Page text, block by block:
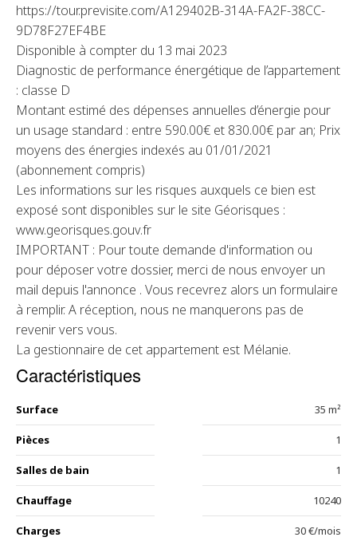
https://tour.previsite.com/A129402B-314A-FA2F-38CC-
9D78F27EF4BE
Disponible à compter du 13 mai 2023
Diagnostic de performance énergétique de l’appartement
: classe D
Montant estimé des dépenses annuelles d’énergie pour
un usage standard : entre 590.00€ et 830.00€ par an; Prix
moyens des énergies indexés au 01/01/2021
(abonnement compris)
Les informations sur les risques auxquels ce bien est
exposé sont disponibles sur le site Géorisques :
www.georisques.gouv.fr
IMPORTANT : Pour toute demande d'information ou
pour déposer votre dossier, merci de nous envoyer un
mail depuis l'annonce . Vous recevrez alors un formulaire
à remplir. A réception, nous ne manquerons pas de
revenir vers vous.
La gestionnaire de cet appartement est Mélanie.
Caractéristiques
Surface 35 m²
Pièces 1
Salles de bain 1
Chauffage 10240
Charges 30 €/mois